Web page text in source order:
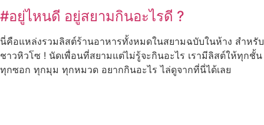
#อยู่ไหนดี อยู่สยามกินอะไรดี ?
นี่คือแหล่งรวมลิสต์ร้านอาหารทั้งหมดในสยามฉบับในห้าง สำหรับ
ชาวหิวโซ ! นัดเพื่อนที่สยามแต่ไม่รู้จะกินอะไร เรามีลิสต์ให้ทุกชั้น
ทุกซอก ทุกมุม ทุกหมวด อยากกินอะไร ไล่ดูจากที่นี่ได้เลย